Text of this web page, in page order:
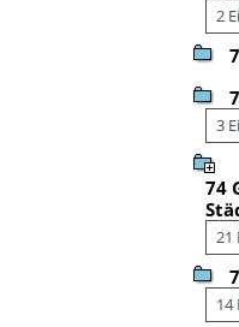
2
3
74
21
14